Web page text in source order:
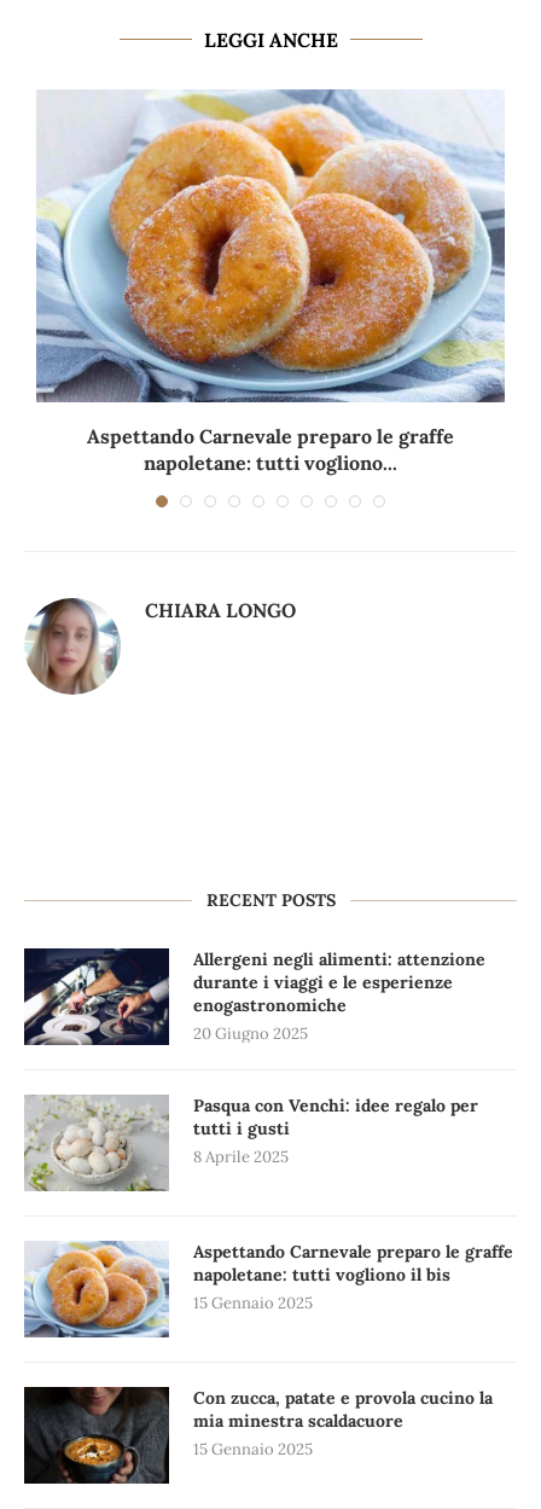
LEGGI ANCHE
Aspettando Carnevale preparo le graffe
napoletane: tutti vogliono...
CHIARA LONGO
RECENT POSTS
Allergeni negli alimenti: attenzione
durante i viaggi e le esperienze
enogastronomiche
20 Giugno 2025
Pasqua con Venchi: idee regalo per
tutti i gusti
8 Aprile 2025
Aspettando Carnevale preparo le graffe
napoletane: tutti vogliono il bis
15 Gennaio 2025
Con zucca, patate e provola cucino la
mia minestra scaldacuore
15 Gennaio 2025